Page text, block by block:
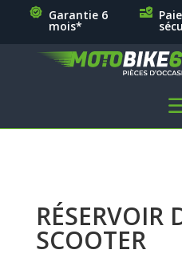
Garantie 6
mois*
RÉSERVOIR
SCOOTER